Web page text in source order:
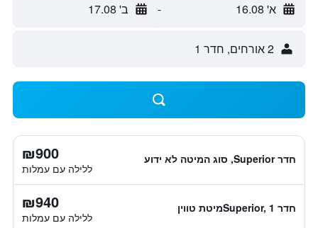
א' 16.08 - ב' 17.08
2 אורחים, חדר 1
חדר Superior, סוג המיטה לא ידוע ₪900
ללילה עם עמלות
חדר Superior, 1מיטת טווין ₪940
ללילה עם עמלות